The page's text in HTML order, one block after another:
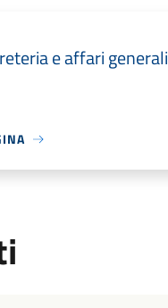
e affari generali